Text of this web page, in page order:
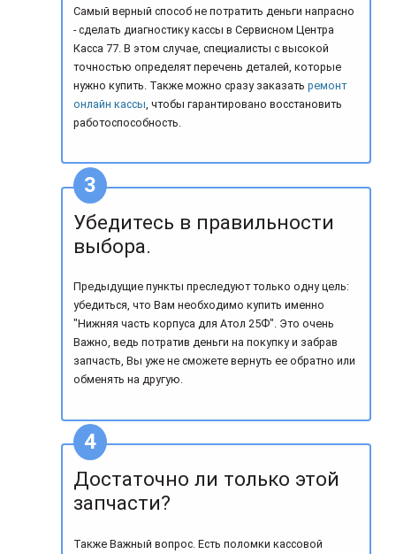
Самый верный способ не потратить деньги напрасно
- сделать диагностику кассы в Сервисном Центра
Касса 77. В этом случае, специалисты с высокой
точностью определят перечень деталей, которые
нужно купить. Также можно сразу заказатьремонт
онлайн кассы, чтобы гарантировано восстановить
работоспособность.
Убедитесь в правильности
выбора.
Предыдущие пункты преследуют только одну цель:
убедиться, что Вам необходимо купить именно
"Нижняя часть корпуса для Атол 25Ф". Это очень
Важно, ведь потратив деньги на покупку и забрав
запчасть, Вы уже не сможете вернуть ее обратно или
обменять на другую.
Достаточно ли только этой
запчасти?
Также Важный вопрос. Есть поломки кассовой